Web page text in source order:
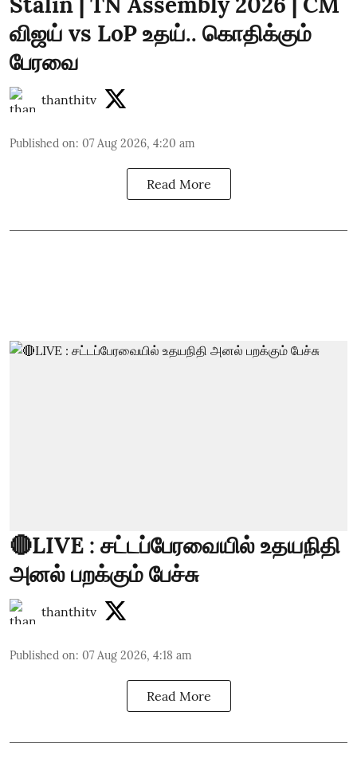
விஜய் vs LoP உதய்.. கொதிக்கும்
பேரவை
thanthitv
Published on: 07 Aug 2026, 4:20 am
Read More
🔴LIVE : சட்டப்பேரவையில் உதயநிதி
அனல் பறக்கும் பேச்சு
thanthitv
Published on: 07 Aug 2026, 4:18 am
Read More